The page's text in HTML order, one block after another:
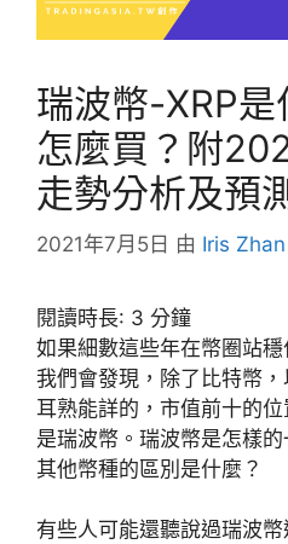
瑞波幣-XRP
怎麼買？附
走勢分析及預
2021年7月5日 由 Iris Zhan
閱讀時長: 3 分鐘
如果細數這些年在幣圈站穩
我們會發現，除了比特幣
耳熟能詳的，市值前十的
是瑞波幣。瑞波幣是怎樣
其他幣種的區別是什麼？
有些人可能還聽說過瑞波